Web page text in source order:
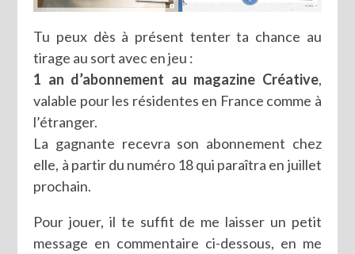
Tu peux dès à présent tenter ta chance au
tirage au sort avec en jeu :
1 an d’abonnement au magazine Créative,
valable pour les résidentes en France comme à
l’étranger.
La gagnante recevra son abonnement chez
elle, à partir du numéro 18 qui paraîtra en juillet
prochain.
Pour jouer, il te suffit de me laisser un petit
message en commentaire ci-dessous, en me